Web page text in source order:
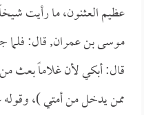
عظيم العثنون، ما رأيت
موسى بن عمران, قال: فلما
قال: أبكي لأن غلاماً بعث
ممن يدخل من أمتي )،